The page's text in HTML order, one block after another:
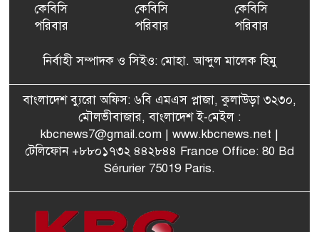
বেনজীরের অন্য দেশের পাসপোর্ট
পরিকল্পনা মন্ত্রণালয়ের স্থায়ী
কমিটি সদস্য হলেন এমপি শকু
মৌলভীবাজারের রাজনগরে
কেবিসি
পরিবার
কেবিসি
পরিবার
কেবিসি
পরিবার
নির্বাহী সম্পাদক ও সিইও: মোহা. আব্দুল মালেক হিমু
বাংলাদেশ ব্যুরো অফিস: ৬বি এমএস প্লাজা, কুলাউড়া ৩২৩০,
মৌলভীবাজার, বাংলাদেশ ই-মেইল :
kbcnews7@gmail.com | www.kbcnews.net |
টেলিফোন +৮৮০১৭৩২ ৪৪২৮৪৪ France Office: 80 Bd
Sérurier 75019 Paris.